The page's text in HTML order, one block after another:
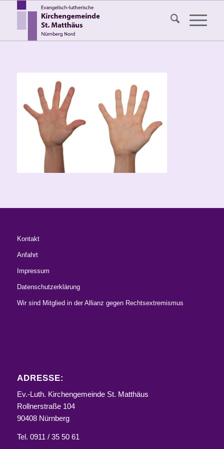
Kontakt
Anfahrt
Impressum
Datenschutzerklärung
Wir sind Mitglied in der Allianz gegen Rechtsextremismus
ADRESSE:
Ev.-Luth. Kirchengemeinde St. Matthäus
Rollnerstraße 104
90408 Nürnberg
Tel. 0911 / 35 50 61